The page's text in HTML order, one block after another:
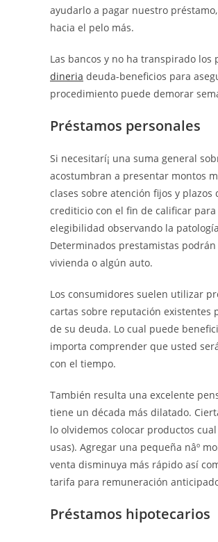
ayudarlo a pagar nuestro
hacia el pelo más.
Las bancos y no ha transpirado
dineria deuda-beneficios para
procedimiento puede demorar
Préstamos personales
Si necesitarí¡ una suma general
acostumbran a presentar montos
clases sobre atención fijos y
crediticio con el fin de calificar
elegibilidad observando la
Determinados prestamistas
vivienda o algún auto.
Los consumidores suelen utilizar
cartas sobre reputación existentes
de su deuda. Lo cual puede
importa comprender que usted
con el tiempo.
También resulta una excelente
tiene un década más dilatado.
lo olvidemos colocar productos
usas). Agregar una pequeña nâº
venta disminuya más rápido así­
tarifa para remuneración
Préstamos hipotecarios